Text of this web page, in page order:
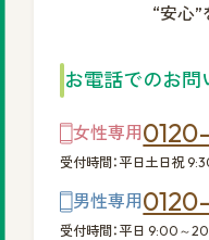
“安心”
お電話でのお問
女性専用
受付時間：平日土日祝
男性専用
受付時間：平日 9:00～